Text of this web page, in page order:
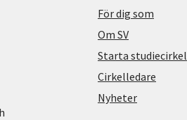
För dig som
Om SV
Starta studiecirkel
Cirkelledare
Nyheter